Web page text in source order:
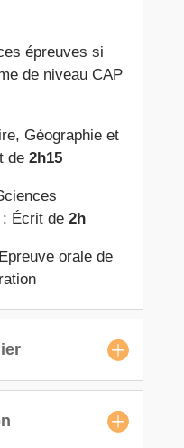
épreuves si
de niveau CAP
Géographie et
de 2h15
Écrit de 2h
orale de